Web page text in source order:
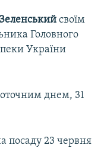
своїм
Головного
України
днем, 31
посаду 23 червня